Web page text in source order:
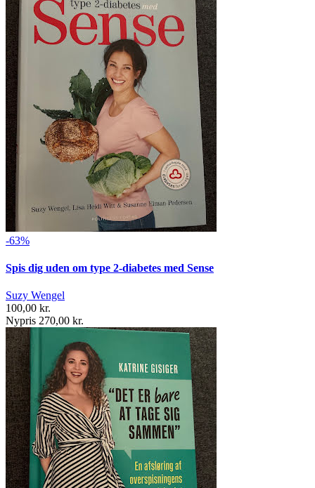
-63%
Spis dig uden om type 2-diabetes med Sense
Suzy Wengel
100,00 kr.
Nypris 270,00 kr.